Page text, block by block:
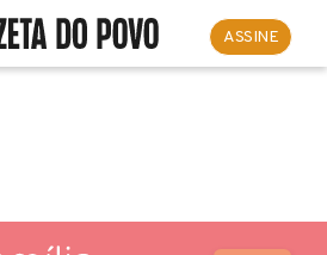
ASSINE